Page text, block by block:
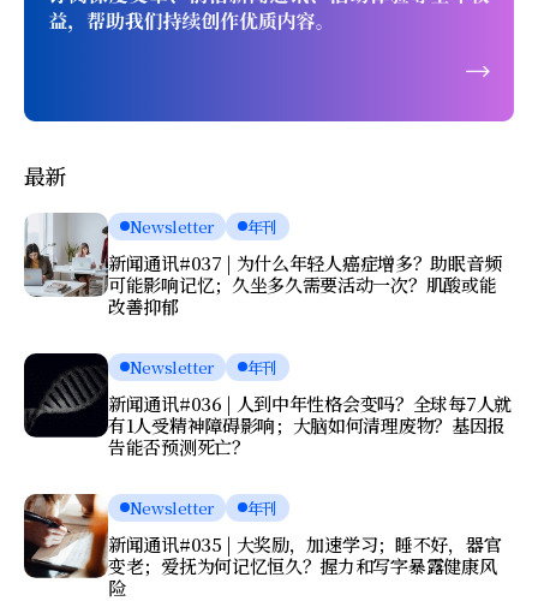
最新
Newsletter 年刊
新闻通讯#037 | 为什么年轻人癌症增多？助眠音频
可能影响记忆；久坐多久需要活动一次？肌酸或能
改善抑郁
Newsletter 年刊
新闻通讯#036 | 人到中年性格会变吗？全球每7人就
有1人受精神障碍影响；大脑如何清理废物？基因报
告能否预测死亡？
Newsletter 年刊
新闻通讯#035 | 大奖励，加速学习；睡不好，器官
变老；爱抚为何记忆恒久？握力和写字暴露健康风
险